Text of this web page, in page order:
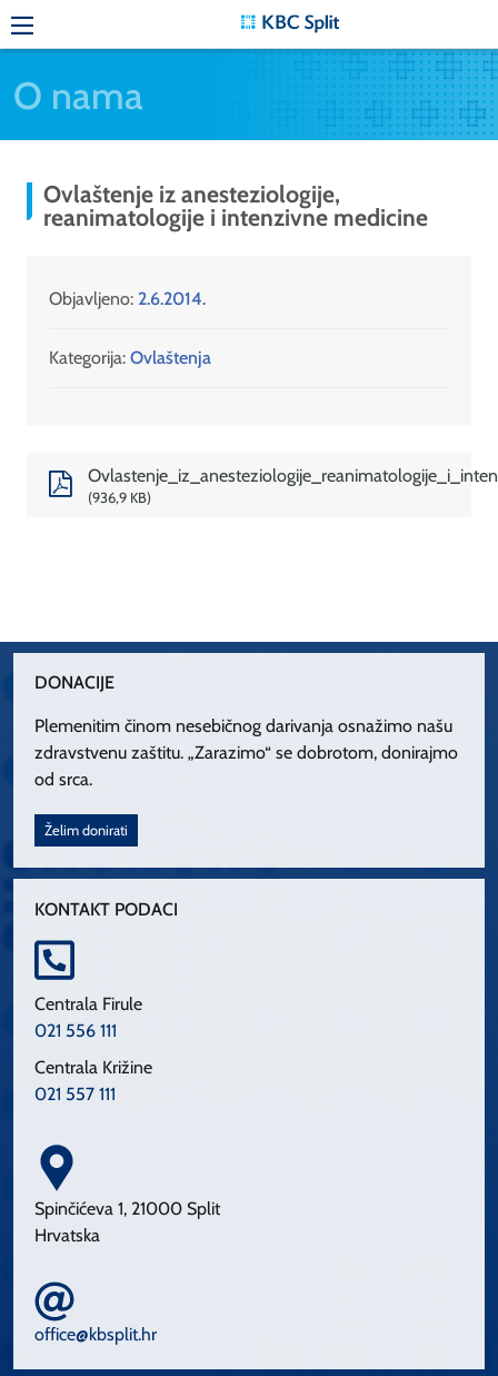
O nama
Ovlaštenje iz anesteziologije,
reanimatologije i intenzivne medicine
Objavljeno: 2.6.2014.
Kategorija: Ovlaštenja
936,9 KB
DONACIJE
Plemenitim činom nesebičnog darivanja osnažimo našu
zdravstvenu zaštitu. „Zarazimo“ se dobrotom, donirajmo
od srca.
Želim donirati
KONTAKT PODACI
Centrala Firule
021 556 111
Centrala Križine
021 557 111
Spinčićeva 1, 21000 Split
Hrvatska
office@kbsplit.hr